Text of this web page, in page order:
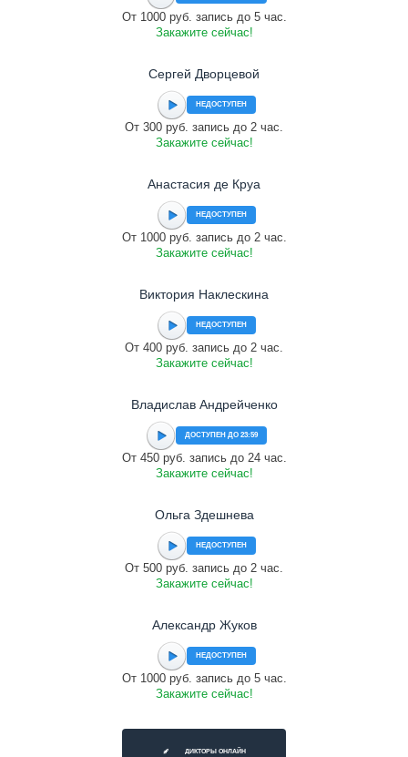
От 1000 руб. запись до 5 час.
Закажите сейчас!
Сергей Дворцевой
НЕДОСТУПЕН
От 300 руб. запись до 2 час.
Закажите сейчас!
Анастасия де Круа
НЕДОСТУПЕН
От 1000 руб. запись до 2 час.
Закажите сейчас!
Виктория Наклескина
НЕДОСТУПЕН
От 400 руб. запись до 2 час.
Закажите сейчас!
Владислав Андрейченко
ДОСТУПЕН ДО 23:59
От 450 руб. запись до 24 час.
Закажите сейчас!
Ольга Здешнева
НЕДОСТУПЕН
От 500 руб. запись до 2 час.
Закажите сейчас!
Александр Жуков
НЕДОСТУПЕН
От 1000 руб. запись до 5 час.
Закажите сейчас!
ДИКТОРЫ ОНЛАЙН